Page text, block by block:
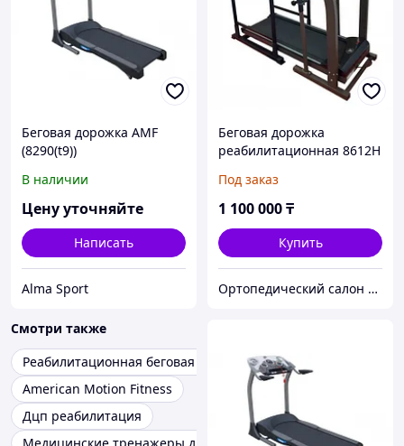
Беговая дорожка AMF
(8290(t9))
В наличии
Цену уточняйте
Написать
Alma Sport
Беговая дорожка
реабилитационная 8612H
Под заказ
1 100 000₸
Купить
Ортопедический салон "Здоровый дом"
Смотри также
Реабилитационная беговая дорожка
American Motion Fitness
Дцп реабилитация